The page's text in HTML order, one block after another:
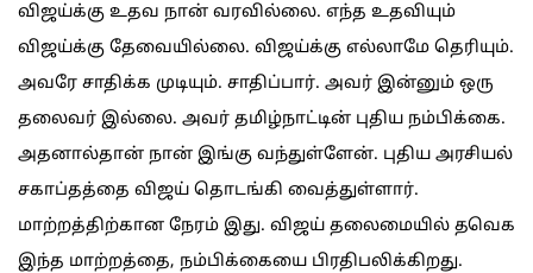
விஜய்க்கு உதவ நான் வரவில்லை. எந்த உதவியும்
விஜய்க்கு தேவையில்லை. விஜய்க்கு எல்லாமே தெரியும்.
அவரே சாதிக்க முடியும். சாதிப்பார். அவர் இன்னும் ஒரு
தலைவர் இல்லை. அவர் தமிழ்நாட்டின் புதிய நம்பிக்கை.
அதனால்தான் நான் இங்கு வந்துள்ளேன். புதிய அரசியல்
சகாப்தத்தை விஜய் தொடங்கி வைத்துள்ளார்.
மாற்றத்திற்கான நேரம் இது. விஜய் தலைமையில் தவெக
இந்த மாற்றத்தை, நம்பிக்கையை பிரதிபலிக்கிறது.